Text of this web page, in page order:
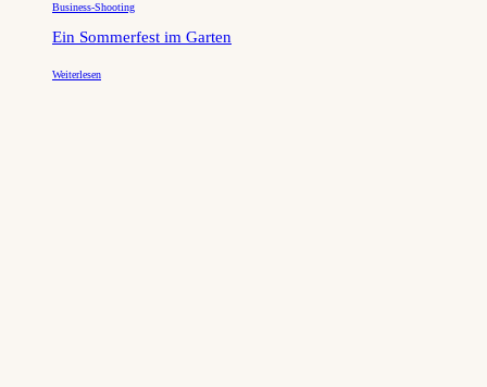
Business-Shooting
Ein Sommerfest im Garten
Weiterlesen